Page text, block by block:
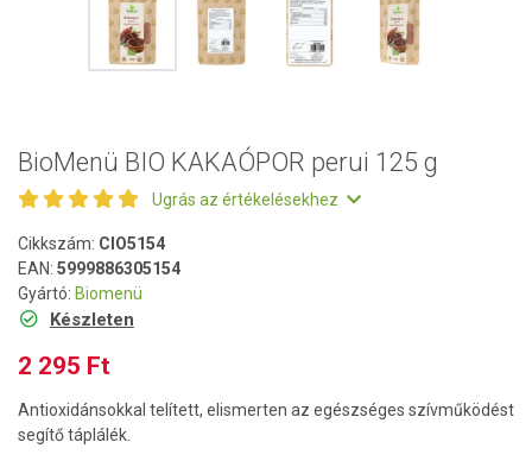
BioMenü BIO KAKAÓPOR perui 125 g
Ugrás az értékelésekhez
Cikkszám: CIO5154
EAN: 5999886305154
Gyártó: Biomenü
Készleten
2 295 Ft
Antioxidánsokkal telített, elismerten az egészséges szívműködést
segítő táplálék.